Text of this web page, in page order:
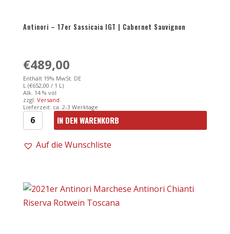
Antinori – 17er Sassicaia IGT | Cabernet Sauvignon
€489,00
Enthält 19% MwSt. DE
L (€652,00 / 1 L)
Alk. 14 % vol
zzgl. Versand
Lieferzeit: ca. 2-3 Werktage
Antinori
-
IGT
IN DEN WARENKORB
Auf die Wunschliste